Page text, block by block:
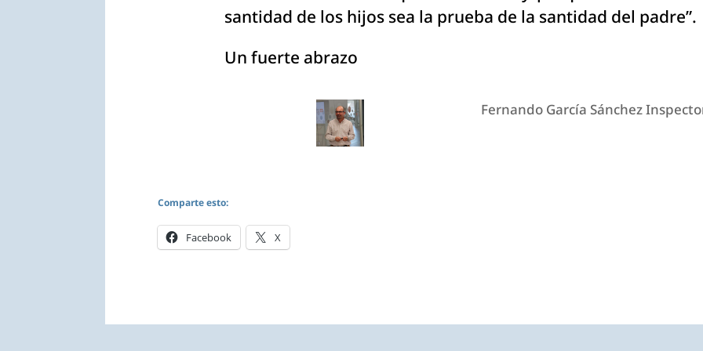
santidad de los hijos sea la prueba de la santidad del padre”.
Un fuerte abrazo
Fernando García Sánchez
Comparte esto:
Facebook X